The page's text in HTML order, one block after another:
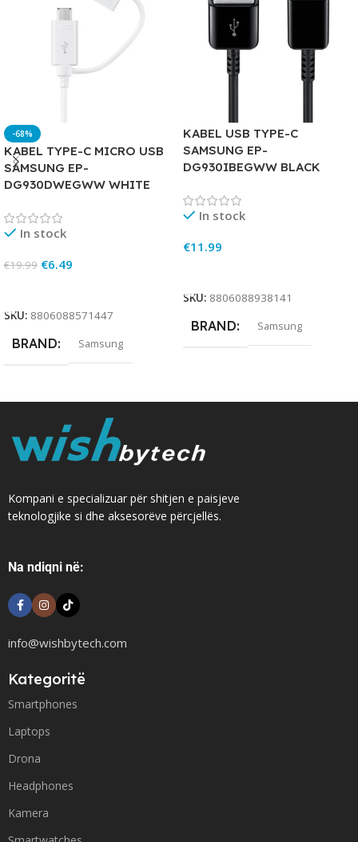
-68%
KABEL TYPE-C MICRO USB
SAMSUNG EP-
DG930DWEGWW WHITE
In stock
€19.99 €6.49
SKU: 8806088571447
BRAND Samsung
KABEL USB TYPE-C
SAMSUNG EP-
DG930IBEGWW BLACK
In stock
€11.99
SKU: 8806088938141
BRAND Samsung
Kompani e specializuar për shitjen e paisjeve
teknologjike si dhe aksesorëve përcjellës.
Na ndiqni në:
info@wishbytech.com
Kategoritë
Smartphones
Laptops
Drona
Headphones
Kamera